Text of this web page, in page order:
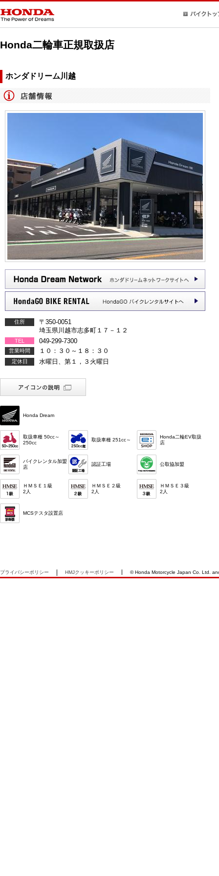
Honda二輪車正規取扱店
ホンダドリーム川越
住所
〒350-0051
埼玉県川越市志多町１７－１２
TEL 049-299-7300
営業時間 １０：３０～１８：３０
定休日 水曜日、第１，３火曜日
Honda Dream
取扱車種 50cc～
250cc
取扱車種 251cc～
Honda二輪EV取扱
店
バイクレンタル加盟
店
認証工場 公取協加盟
ＨＭＳＥ１級
2人
ＨＭＳＥ２級
2人
ＨＭＳＥ３級
2人
MCSテスタ設置店
プライバシーポリシー HMJクッキーポリシー © Honda Motorcycle Japan Co. Ltd.